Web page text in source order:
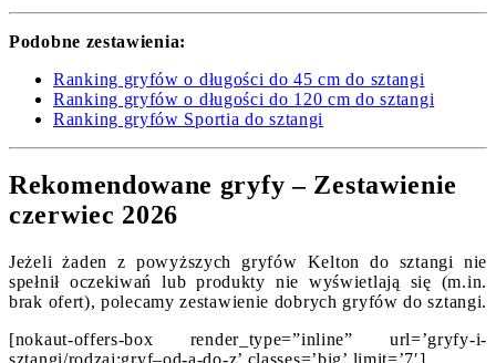
Podobne zestawienia:
Ranking gryfów o długości do 45 cm do sztangi
Ranking gryfów o długości do 120 cm do sztangi
Ranking gryfów Sportia do sztangi
Rekomendowane gryfy – Zestawienie
czerwiec 2026
Jeżeli żaden z powyższych gryfów Kelton do sztangi nie
spełnił oczekiwań lub produkty nie wyświetlają się (m.in.
brak ofert), polecamy zestawienie dobrych gryfów do sztangi.
[nokaut-offers-box render_type=”inline” url=’gryfy-i-